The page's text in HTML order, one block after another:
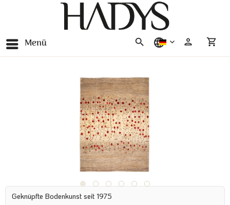
Menü deutsch
Geknüpfte Bodenkunst seit 1975